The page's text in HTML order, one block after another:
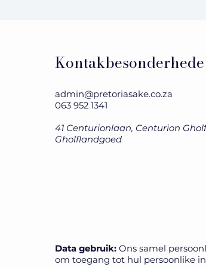
Kontakbesonderhede
admin@pretoriasake.co.za
063 952 1341
41 Centurionlaan, Centurion
Gholflandgoed
Data gebruik:Ons samel
om toegang tot hul persoonlike